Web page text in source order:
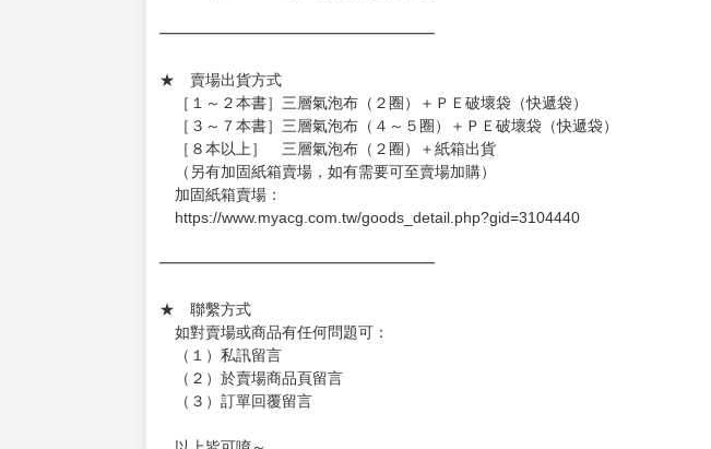
週一～週五 １０：００～１９：００
（假日＆國定假日休息，客服會不定時回覆）
．現貨商品：１～２天出貨（不含假日＆國定假日）
．已上市且非現貨商品：
－每週四～日下單者，於隔週五出貨
－每週一～三下單者，於隔週四出貨
★ 賣場出貨方式
［１～２本書］三層氣泡布（２圈）＋ＰＥ破壞袋（快遞袋）
［３～７本書］三層氣泡布（４～５圈）＋ＰＥ破壞袋（快遞袋）
［８本以上］ 三層氣泡布（２圈）＋紙箱出貨
（另有加固紙箱賣場，如有需要可至賣場加購）
https://www.myacg.com.tw/goods_detail.php?gid=3104440